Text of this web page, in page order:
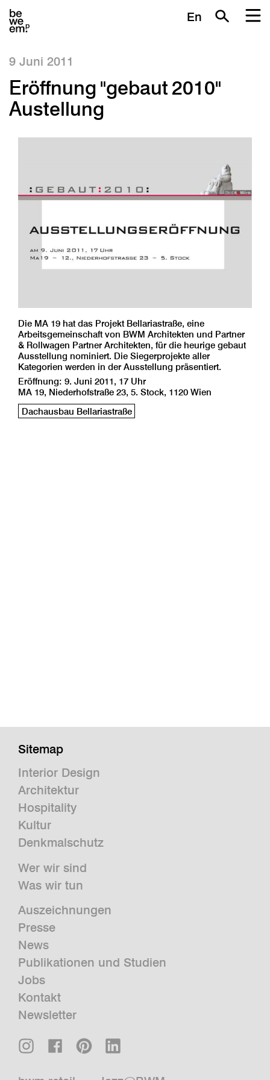
En
9 Juni 2011
Eröffnung "gebaut 2010"
Austellung
Die MA 19 hat das Projekt Bellariastraße, eine
Arbeitsgemeinschaft von BWM Architekten und Partner
& Rollwagen Partner Architekten, für die heurige gebaut
Ausstellung nominiert. Die Siegerprojekte aller
Kategorien werden in der Ausstellung präsentiert.
Eröffnung: 9. Juni 2011, 17 Uhr
MA 19, Niederhofstraße 23, 5. Stock, 1120 Wien
Dachausbau Bellariastraße
Sitemap
Interior Design
Architektur
Hospitality
Kultur
Denkmalschutz
Wer wir sind
Was wir tun
Auszeichnungen
Presse
News
Publikationen und Studien
Jobs
Kontakt
Newsletter